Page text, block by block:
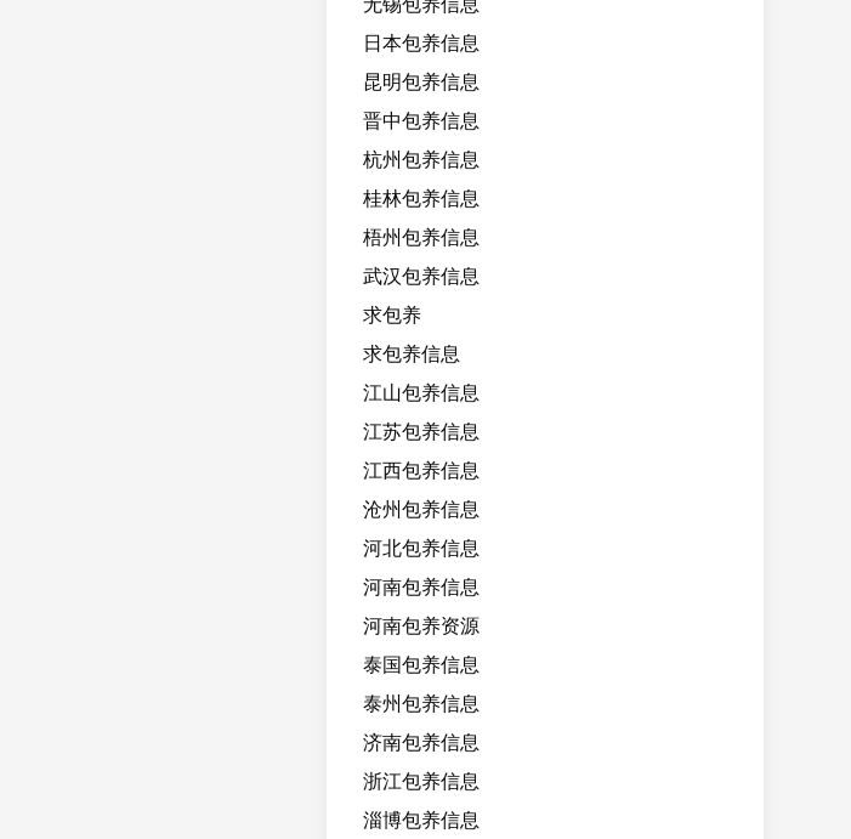
日本包养信息
昆明包养信息
晋中包养信息
杭州包养信息
桂林包养信息
梧州包养信息
武汉包养信息
求包养
求包养信息
江山包养信息
江苏包养信息
江西包养信息
沧州包养信息
河北包养信息
河南包养信息
河南包养资源
泰国包养信息
泰州包养信息
济南包养信息
浙江包养信息
淄博包养信息